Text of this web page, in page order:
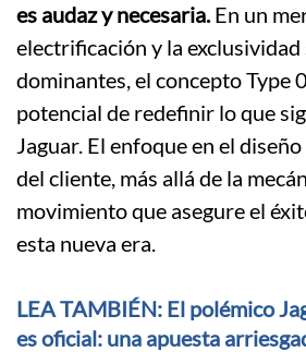
es audaz y necesaria.En un
electrificación y la exclusividad
dominantes, el concepto Type
potencial de redefinir lo que
Jaguar. El enfoque en el
del cliente, más allá de la
movimiento que asegure el
esta nueva era.
LEA TAMBIÉN: El polémico
es oficial: una apuesta